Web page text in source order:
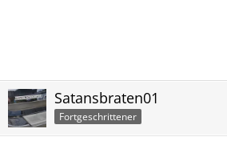
Satansbraten01
Fortgeschrittener